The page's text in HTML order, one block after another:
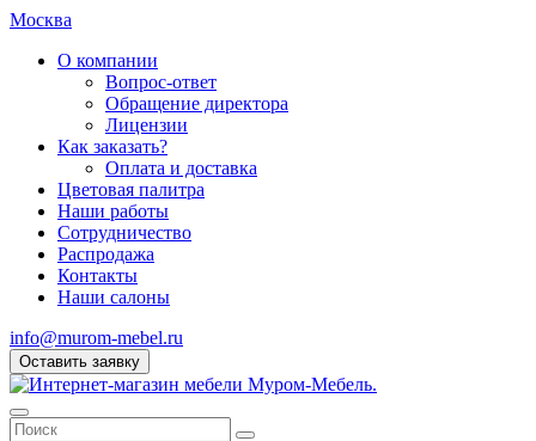
Москва
О компании
Вопрос-ответ
Обращение директора
Лицензии
Как заказать?
Оплата и доставка
Цветовая палитра
Наши работы
Сотрудничество
Распродажа
Контакты
Наши салоны
info@murom-mebel.ru
Оставить заявку